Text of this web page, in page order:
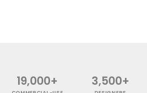
19,000+ 3,500+